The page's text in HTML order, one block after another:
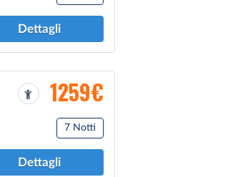
Dettagli
1259€
7 Notti
Dettagli